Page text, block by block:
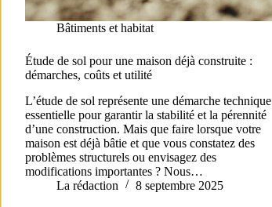
Bâtiments et habitat
Étude de sol pour une maison déjà construite :
démarches, coûts et utilité
L’étude de sol représente une démarche technique
essentielle pour garantir la stabilité et la pérennité
d’une construction. Mais que faire lorsque votre
maison est déjà bâtie et que vous constatez des
problèmes structurels ou envisagez des
modifications importantes ? Nous…
La rédaction
8 septembre 2025